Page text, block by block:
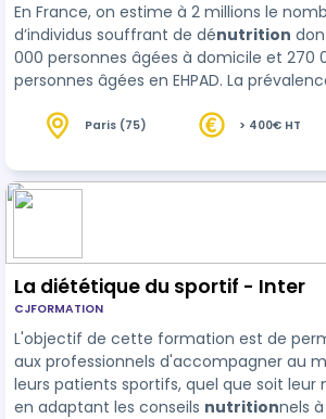
En France, on estime à 2 millions le
d’individus souffrant de dénutrition
000 personnes âgées à domicile et 270
personnes âgées en EHPAD. La prévalence de la
touche par conséquent davantage les
nutritio…
Paris (75) > 400€ HT
La diététique du sportif - Inter
CJFORMATION
L'objectif de cette formation est de
aux professionnels d'accompagner au
leurs patients sportifs, quel que soit leur
en adaptant les conseils nutritionnels